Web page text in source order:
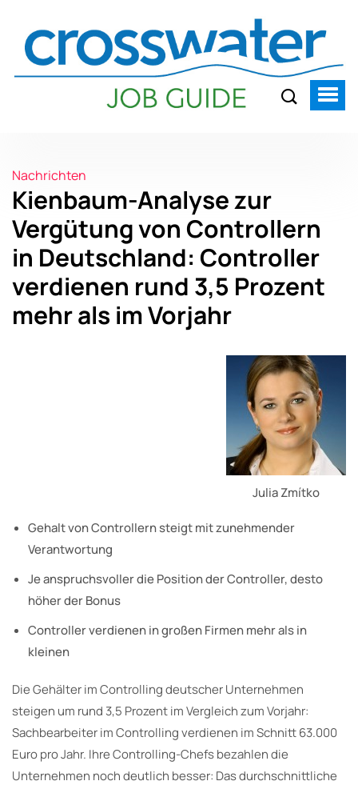
Nachrichten
Kienbaum-Analyse zur
Vergütung von Controllern
in Deutschland: Controller
verdienen rund 3,5 Prozent
mehr als im Vorjahr
Julia Zmítko
Gehalt von Controllern steigt mit zunehmender
Verantwortung
Je anspruchsvoller die Position der Controller, desto
höher der Bonus
Controller verdienen in großen Firmen mehr als in
kleinen
Die Gehälter im Controlling deutscher Unternehmen
steigen um rund 3,5 Prozent im Vergleich zum Vorjahr:
Sachbearbeiter im Controlling verdienen im Schnitt 63.000
Euro pro Jahr. Ihre Controlling-Chefs bezahlen die
Unternehmen noch deutlich besser: Das durchschnittliche